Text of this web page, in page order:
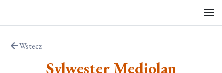
Wstecz
Sylwester Mediolan